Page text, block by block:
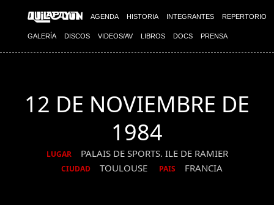
AGENDA HISTORIA INTEGRANTES REPERTORIO
GALERÍA DISCOS VIDEOS/AV LIBROS DOCS PRENSA
12 DE NOVIEMBRE DE
1984
LUGAR PALAIS DE SPORTS. ILE DE RAMIER
CIUDAD TOULOUSE PAIS FRANCIA